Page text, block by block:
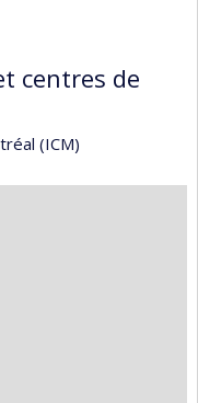
centres de
(ICM)